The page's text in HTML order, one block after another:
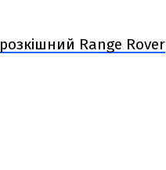
розкішний Range Rover